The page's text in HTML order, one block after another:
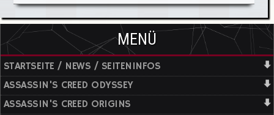
MENÜ
STARTSEITE / NEWS / SEITENINFOS
ASSASSIN'S CREED ODYSSEY
ASSASSIN'S CREED ORIGINS